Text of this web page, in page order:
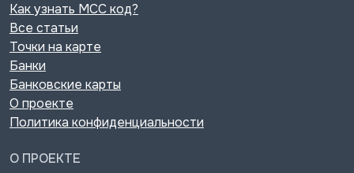
Как узнать MCC код?
Все статьи
Точки на карте
Банки
Банковские карты
О проекте
Политика конфиденциальности
О ПРОЕКТЕ